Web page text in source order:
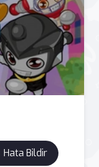
Hata Bildir